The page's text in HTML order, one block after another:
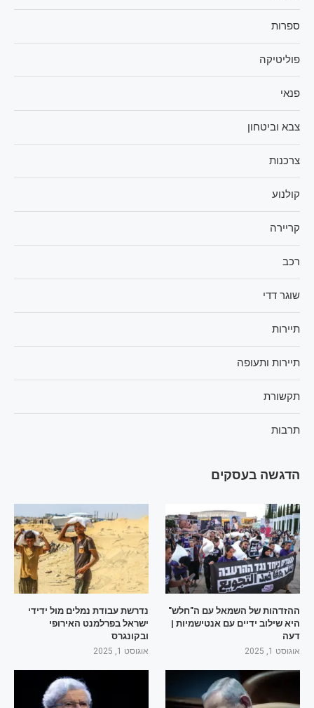
ספרות
פוליטיקה
פנאי
צבא וביטחון
צרכנות
קולנוע
קריירה
רכב
שוגר דדי
תיירות
תיירות ותעופה
תקשורת
תרבות
הדגשה בעסקים
ההזדהות של השמאל עם ה"חלש"
היא שילוב ידיים עם אנטישמיות |
דעה
אוגוסט 1, 2025
נדרשת עבודת נמלים מול ידידי
ישראל בפרלמנט האירופי
ובקונגרס
אוגוסט 1, 2025